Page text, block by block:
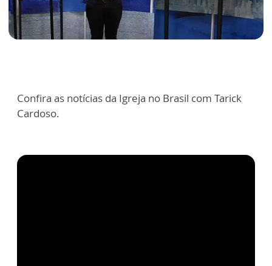
Confira as notícias da Igreja no Brasil com Tarick
Cardoso.